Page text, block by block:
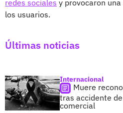
redes sociales y provocaron
los usuarios.
Últimas noticias
Internacional
Muere
tras accidente
comercial